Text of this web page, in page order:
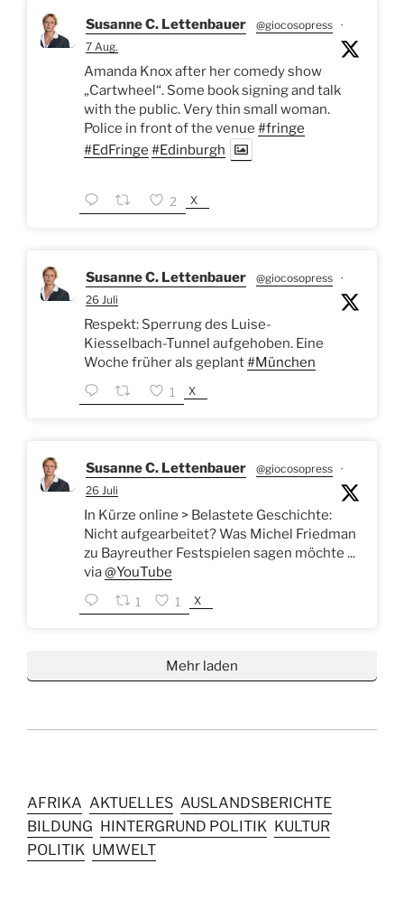
Susanne C. Lettenbauer @giocosopress ·
7 Aug.
Amanda Knox after her comedy show
„Cartwheel“. Some book signing and talk
with the public. Very thin small woman.
Police in front of the venue #fringe
#EdFringe #Edinburgh
2 X
Susanne C. Lettenbauer @giocosopress ·
26 Juli
Respekt: Sperrung des Luise-
Kiesselbach-Tunnel aufgehoben. Eine
Woche früher als geplant#München
1 X
Susanne C. Lettenbauer @giocosopress ·
26 Juli
In Kürze online > Belastete Geschichte:
Nicht aufgearbeitet? Was Michel Friedman
zu Bayreuther Festspielen sagen möchte ...
via@YouTube
1 1 X
Mehr laden
AFRIKA AKTUELLES AUSLANDSBERICHTE
BILDUNG HINTERGRUND POLITIK KULTUR
POLITIK UMWELT